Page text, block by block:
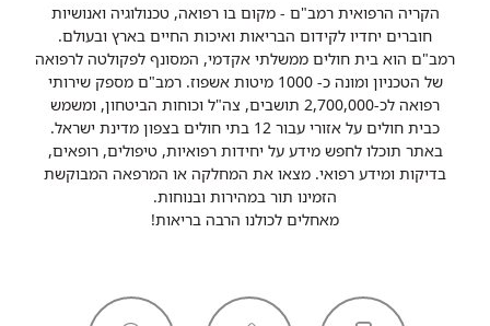
הקריה הרפואית רמב"ם - מקום בו רפואה, טכנולוגיה ואנושיות
חוברים יחדיו לקידום הבריאות ואיכות החיים בארץ ובעולם.
רמב"ם הוא בית חולים ממשלתי אקדמי, המסונף לפקולטה לרפואה
של הטכניון ומונה כ- 1000 מיטות אשפוז. רמב"ם מספק שירותי
רפואה לכ-2,700,000 תושבים, צה"ל וכוחות הביטחון, ומשמש
כבית חולים על אזורי עבור 12 בתי חולים בצפון מדינת ישראל.
באתר תוכלו לחפש מידע על יחידות רפואיות, טיפולים, רופאים,
בדיקות ומידע רפואי. מצאו את המחלקה או המרפאה המבוקשת
הזמינו תור במהירות ובנוחות.
מאחלים לכולנו הרבה בריאות!